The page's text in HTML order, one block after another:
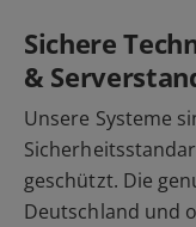
Sichere
&
Unsere Systeme
geschützt. Die
Deutschland und